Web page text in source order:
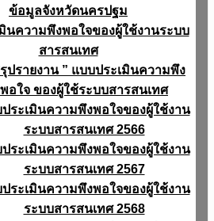
ข้อมูลจังหวัดนครปฐม
นความพึงพอใจของผู้ใช้งานระบบ
สารสนเทศ
ปรายงาน ” แบบประเมินความพึง
พอใจ ของผู้ใช้ระบบสารสนเทศ
ระเมินความพึงพอใจของผู้ใช้งาน
ระบบสารสนเทศ 2566
ระเมินความพึงพอใจของผู้ใช้งาน
ระบบสารสนเทศ 2567
ระเมินความพึงพอใจของผู้ใช้งาน
ระบบสารสนเทศ 2568